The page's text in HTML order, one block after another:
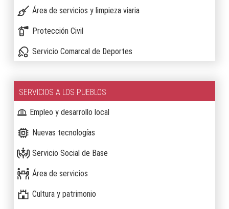
Área de servicios y limpieza viaria
Protección Civil
Servicio Comarcal de Deportes
SERVICIOS A LOS PUEBLOS
Empleo y desarrollo local
Nuevas tecnologías
Servicio Social de Base
Área de servicios
Cultura y patrimonio